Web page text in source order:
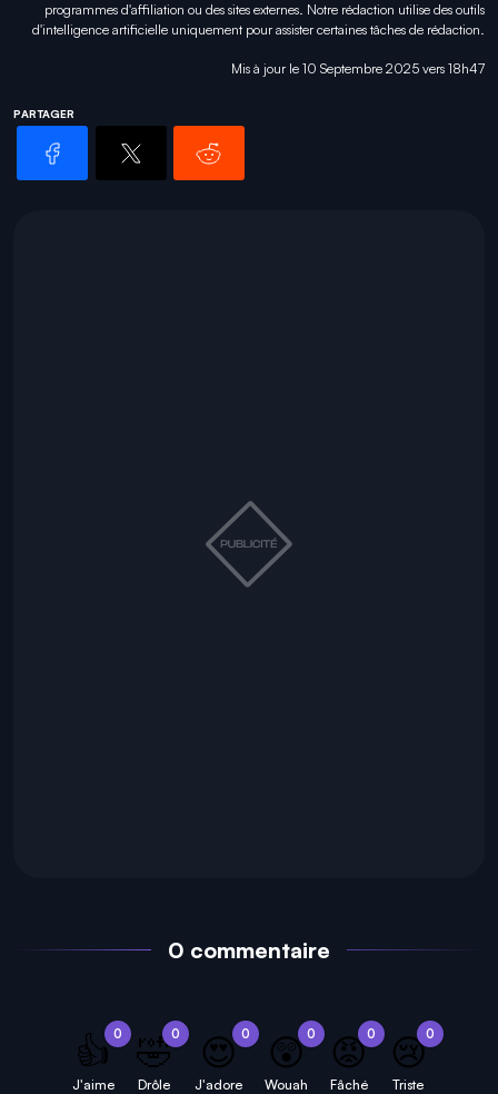
programmes d'affiliation ou des sites externes. Notre rédaction utilise des outils
d'intelligence artificielle uniquement pourassister certaines tâches de rédaction.
Mis à jour le 10 Septembre 2025 vers 18h47
PARTAGER
0 commentaire
0
👍
J'aime
0
🤣
Drôle
0
😍
J'adore
0
😲
Wouah
0
😡
Fâché
0
😢
Triste